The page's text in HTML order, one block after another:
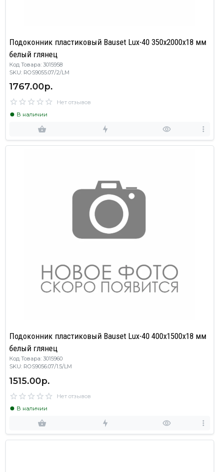
Подоконник пластиковый Bauset Lux-40 350х2000х18 мм
белый глянец
Код Товара: 3015958
SKU: ROS9055.07/2/LM
1767.00р.
Нет отзывов
В наличии
Подоконник пластиковый Bauset Lux-40 400х1500х18 мм
белый глянец
Код Товара: 3015960
SKU: ROS9056.07/1.5/LM
1515.00р.
Нет отзывов
В наличии